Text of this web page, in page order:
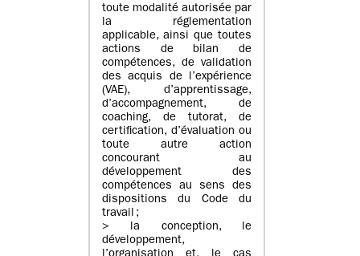
toute modalité autorisée par
la réglementation
applicable, ainsi que toutes
actions de bilan de
compétences, de validation
des acquis de l’expérience
(VAE), d’apprentissage,
d’accompagnement, de
coaching, de tutorat, de
certification, d’évaluation ou
toute autre action
concourant au
développement des
compétences au sens des
dispositions du Code du
travail ;
> la conception, le
développement,